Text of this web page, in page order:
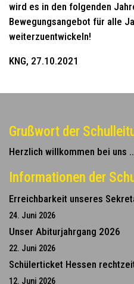
wird es in den folgenden
Bewegungsangebot für alle
weiterzuentwickeln!
KNG, 27.10.2021
Grußwort der
Herzlich willkommen bei uns
Informationen der
Erreichbarkeit unseres
24. Juni 2026
Unser Abiturjahrgang 2026
22. Juni 2026
Schülerticket Hessen
12. Juni 2026